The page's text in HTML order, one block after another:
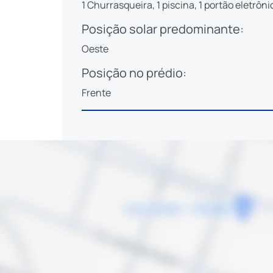
1 Churrasqueira, 1 piscina, 1 portão
Posição solar predominante:
Oeste
Posição no prédio:
Frente